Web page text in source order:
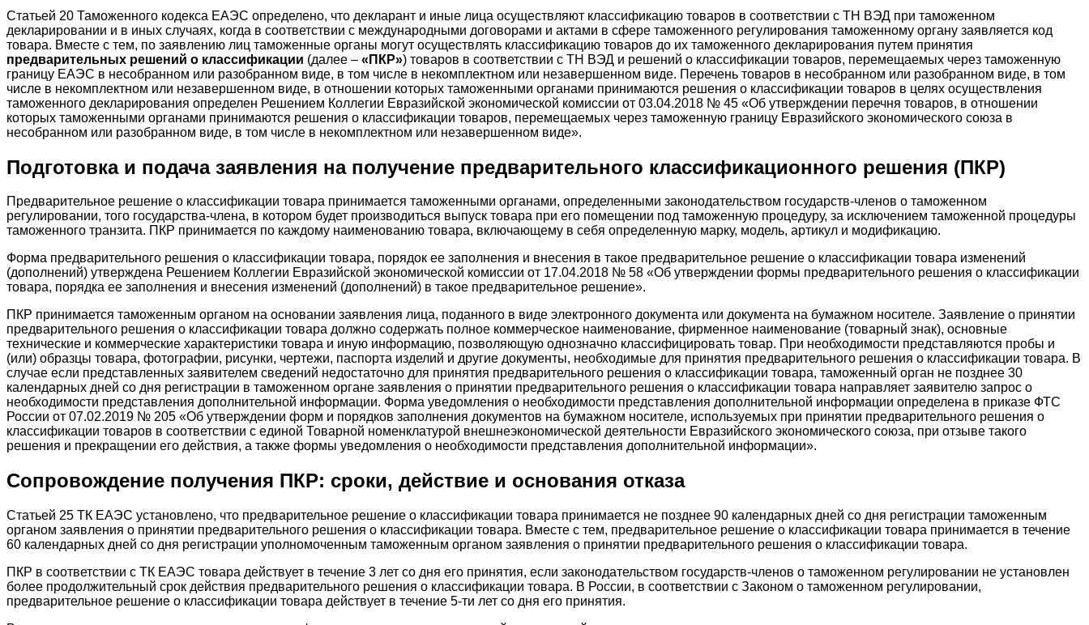
Статьей 20 Таможенного кодекса ЕАЭС определено, что декларант и иные лица осуществляют классификацию товаров в соответствии с ТН ВЭД при таможенном
декларировании и в иных случаях, когда в соответствии с международными договорами и актами в сфере таможенного регулирования таможенному органу заявляется код
товара. Вместе с тем, по заявлению лиц таможенные органы могут осуществлять классификацию товаров до их таможенного декларирования путем принятия
предварительных решений о классификации (далее – «ПКР») товаров в соответствии с ТН ВЭД и решений о классификации товаров, перемещаемых через таможенную
границу ЕАЭС в несобранном или разобранном виде, в том числе в некомплектном или незавершенном виде. Перечень товаров в несобранном или разобранном виде, в том
числе в некомплектном или незавершенном виде, в отношении которых таможенными органами принимаются решения о классификации товаров в целях осуществления
таможенного декларирования определен Решением Коллегии Евразийской экономической комиссии от 03.04.2018 № 45 «Об утверждении перечня товаров, в отношении
которых таможенными органами принимаются решения о классификации товаров, перемещаемых через таможенную границу Евразийского экономического союза в
несобранном или разобранном виде, в том числе в некомплектном или незавершенном виде».
Подготовка и подача заявления на получение предварительного классификационного решения (ПКР)
Предварительное решение о классификации товара принимается таможенными органами, определенными законодательством государств-членов о таможенном
регулировании, того государства-члена, в котором будет производиться выпуск товара при его помещении под таможенную процедуру, за исключением таможенной процедуры
таможенного транзита. ПКР принимается по каждому наименованию товара, включающему в себя определенную марку, модель, артикул и модификацию.
Форма предварительного решения о классификации товара, порядок ее заполнения и внесения в такое предварительное решение о классификации товара изменений
(дополнений) утверждена Решением Коллегии Евразийской экономической комиссии от 17.04.2018 № 58 «Об утверждении формы предварительного решения о классификации
товара, порядка ее заполнения и внесения изменений (дополнений) в такое предварительное решение».
ПКР принимается таможенным органом на основании заявления лица, поданного в виде электронного документа или документа на бумажном носителе. Заявление о принятии
предварительного решения о классификации товара должно содержать полное коммерческое наименование, фирменное наименование (товарный знак), основные
технические и коммерческие характеристики товара и иную информацию, позволяющую однозначно классифицировать товар. При необходимости представляются пробы и
(или) образцы товара, фотографии, рисунки, чертежи, паспорта изделий и другие документы, необходимые для принятия предварительного решения о классификации товара. В
случае если представленных заявителем сведений недостаточно для принятия предварительного решения о классификации товара, таможенный орган не позднее 30
календарных дней со дня регистрации в таможенном органе заявления о принятии предварительного решения о классификации товара направляет заявителю запрос о
необходимости представления дополнительной информации. Форма уведомления о необходимости представления дополнительной информации определена в приказе ФТС
России от 07.02.2019 № 205 «Об утверждении форм и порядков заполнения документов на бумажном носителе, используемых при принятии предварительного решения о
классификации товаров в соответствии с единой Товарной номенклатурой внешнеэкономической деятельности Евразийского экономического союза, при отзыве такого
решения и прекращении его действия, а также формы уведомления о необходимости представления дополнительной информации».
Сопровождение получения ПКР: сроки, действие и основания отказа
Статьей 25 ТК ЕАЭС установлено, что предварительное решение о классификации товара принимается не позднее 90 календарных дней со дня регистрации таможенным
органом заявления о принятии предварительного решения о классификации товара. Вместе с тем, предварительное решение о классификации товара принимается в течение
60 календарных дней со дня регистрации уполномоченным таможенным органом заявления о принятии предварительного решения о классификации товара.
ПКР в соответствии с ТК ЕАЭС товара действует в течение 3 лет со дня его принятия, если законодательством государств-членов о таможенном регулировании не установлен
более продолжительный срок действия предварительного решения о классификации товара. В России, в соответствии с Законом о таможенном регулировании,
предварительное решение о классификации товара действует в течение 5-ти лет со дня его принятия.